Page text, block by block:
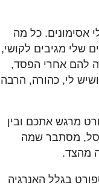
אסימונים. כל מה
שלי מגיבים לקושי,
להם אחרי הפסד,
לי, כהורה, הרבה
מרגש אתכם ובין
מסתבר שמה
מהצד.
בגלל האנרגיה